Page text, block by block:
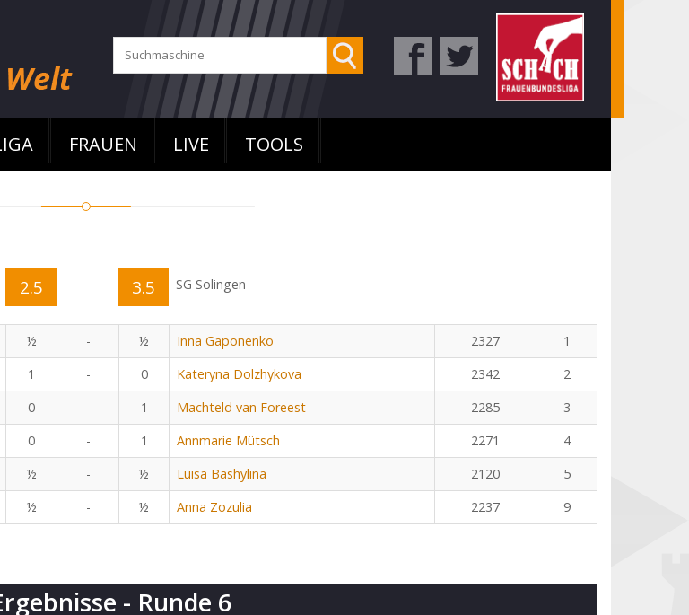
FRAUEN LIVE TOOLS
2.5 - 3.5 SG Solingen
½ - ½ Inna Gaponenko 2327
1
1 - 0 Kateryna Dolzhykova 2342
2
0 - 1 Machteld van Foreest 2285
3
0 - 1 Annmarie Mütsch 2271
4
½ - ½ Luisa Bashylina 2120
5
½ - ½ Anna Zozulia 2237 9
- Runde 6